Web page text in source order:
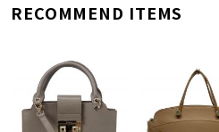
RECOMMEND ITEMS